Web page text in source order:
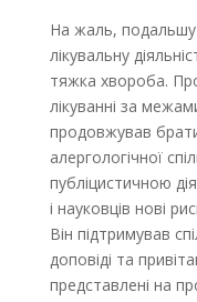
На жаль, подальшу
лікувальну
тяжка хвороба.
лікуванні за
продовжував
алергологічної
публіцистичною
і науковців нові
Він підтримував
доповіді та
представлені на